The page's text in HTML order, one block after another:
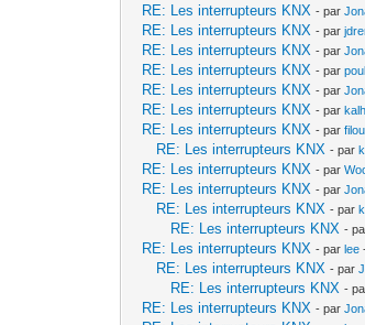
RE: Les interrupteurs KNX - par
RE: Les interrupteurs KNX - par
RE: Les interrupteurs KNX - par
RE: Les interrupteurs KNX - par
RE: Les interrupteurs KNX - par
RE: Les interrupteurs KNX - par
RE: Les interrupteurs KNX - par
RE: Les interrupteurs KNX - par
RE: Les interrupteurs KNX - par
RE: Les interrupteurs KNX - par
RE: Les interrupteurs KNX - par
RE: Les interrupteurs KNX -
RE: Les interrupteurs KNX - parlee
RE: Les interrupteurs KNX - par
RE: Les interrupteurs KNX -
RE: Les interrupteurs KNX - par